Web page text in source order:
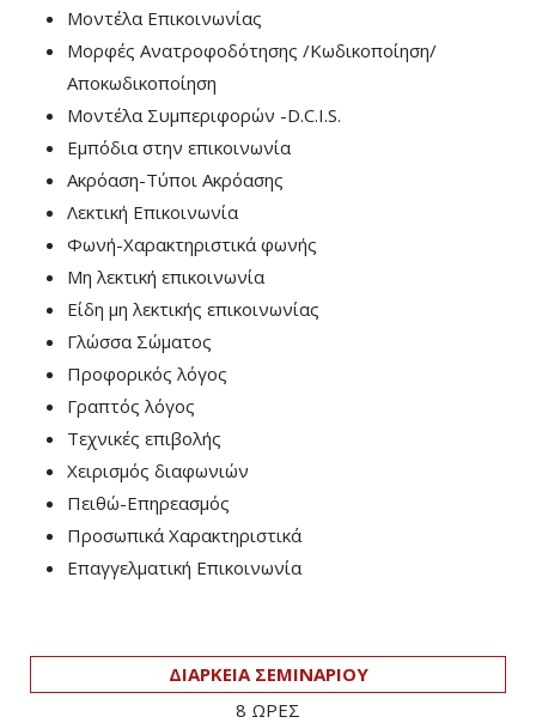
Μοντέλα Επικοινωνίας
Μορφές Ανατροφοδότησης /Κωδικοποίηση/
Αποκωδικοποίηση
Μοντέλα Συμπεριφορών -D.C.I.S.
Εμπόδια στην επικοινωνία
Ακρόαση-Τύποι Ακρόασης
Λεκτική Επικοινωνία
Φωνή-Χαρακτηριστικά φωνής
Μη λεκτική επικοινωνία
Είδη μη λεκτικής επικοινωνίας
Γλώσσα Σώματος
Προφορικός λόγος
Γραπτός λόγος
Τεχνικές επιβολής
Χειρισμός διαφωνιών
Πειθώ-Επηρεασμός
Προσωπικά Χαρακτηριστικά
Επαγγελματική Επικοινωνία
ΔΙΑΡΚΕΙΑ ΣΕΜΙΝΑΡΙΟΥ
8 ΩΡΕΣ